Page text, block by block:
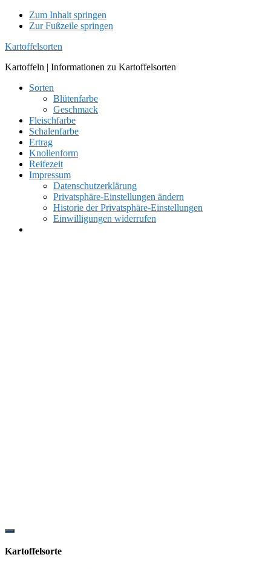
Zum Inhalt springen
Zur Fußzeile springen
Kartoffelsorten
Kartoffeln | Informationen zu Kartoffelsorten
Sorten
Blütenfarbe
Geschmack
Fleischfarbe
Schalenfarbe
Ertrag
Knollenform
Reifezeit
Impressum
Datenschutzerklärung
Privatsphäre-Einstellungen ändern
Historie der Privatsphäre-Einstellungen
Einwilligungen widerrufen
Show
Content
Kartoffelsorte